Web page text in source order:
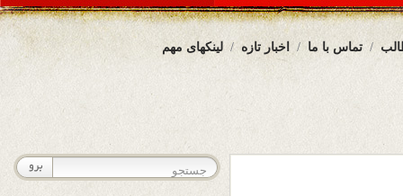
لینکهای مهم اخبار تازه تماس با ما